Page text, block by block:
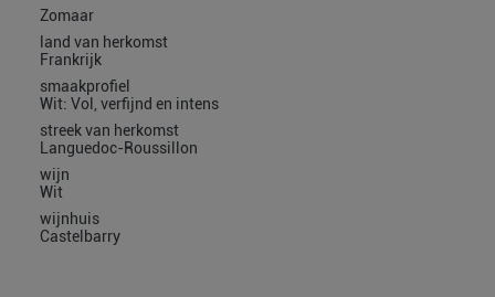
Zomaar
land van herkomst
Frankrijk
smaakprofiel
Wit: Vol, verfijnd en intens
streek van herkomst
Languedoc-Roussillon
wijn
Wit
wijnhuis
Castelbarry